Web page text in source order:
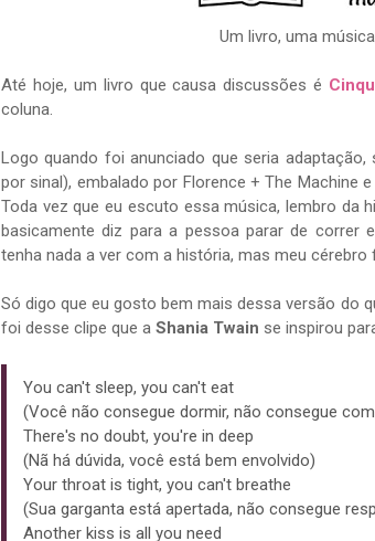
Um livro, uma
Até hoje, um livro que causa discussões é
coluna.
Logo quando foi anunciado que seria
por sinal), embalado por Florence + The Machine
Toda vez que eu escuto essa música, lembro da
basicamente diz para a pessoa parar de correr
tenha nada a ver com a história, mas meu
Só digo que eu gosto bem mais dessa versão do
foi desse clipe que a Shania Twain se inspirou
You can't sleep, you can't eat
(Você não consegue dormir, não consegue
There's no doubt, you're in deep
(Nã há dúvida, você está bem envolvido)
Your throat is tight, you can't breathe
(Sua garganta está apertada, não consegue
Another kiss is all you need